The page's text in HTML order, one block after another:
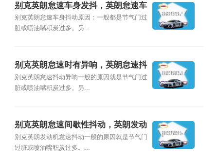
别克英朗怠速车身发抖，英朗怠速车
身抖动什么原因
别克英朗怠速车身抖动原因：一般都是节气门过
脏或喷油嘴积炭过多。另...
别克英朗怠速时有异响，英朗怠速抖
动有异响怎么解决
别克英朗怠速抖动异响一般的原因就是节气门过
脏或喷油嘴积炭过多。另...
别克英朗怠速间歇性抖动，英朗发动
机怠速抖动什么原因
别克英朗发动机怠速抖动一般的原因就是节气门
过脏或喷油嘴积炭过多。...